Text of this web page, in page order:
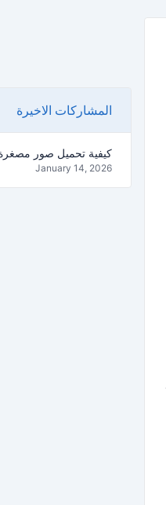
المشاركات الاخيرة
January 14, 2026